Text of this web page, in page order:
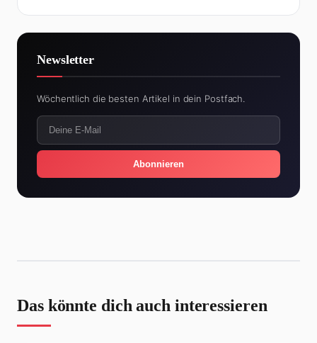
Newsletter
Wöchentlich die besten Artikel in dein Postfach.
Abonnieren
Das könnte dich auch interessieren